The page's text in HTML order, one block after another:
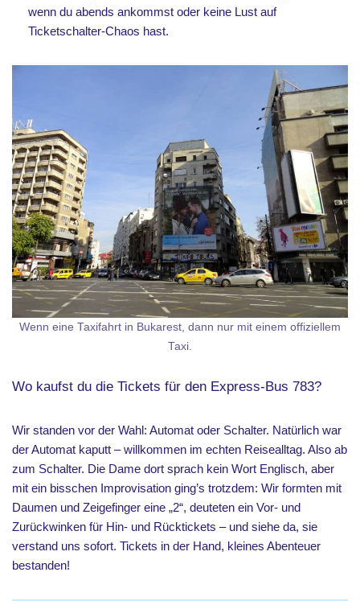
wenn du abends ankommst oder keine Lust auf
Ticketschalter-Chaos hast.
Wenn eine Taxifahrt in Bukarest, dann nur mit einem offiziellem
Taxi.
Wo kaufst du die Tickets für den Express-Bus 783?
Wir standen vor der Wahl: Automat oder Schalter. Natürlich war
der Automat kaputt – willkommen im echten Reisealltag. Also ab
zum Schalter. Die Dame dort sprach kein Wort Englisch, aber
mit ein bisschen Improvisation ging’s trotzdem: Wir formten mit
Daumen und Zeigefinger eine „2“, deuteten ein Vor- und
Zurückwinken für Hin- und Rücktickets – und siehe da, sie
verstand uns sofort. Tickets in der Hand, kleines Abenteuer
bestanden!